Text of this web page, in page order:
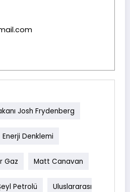
Josh Frydenberg
Enerji Denklemi
Gaz Matt Canavan
Petrolü Uluslararası